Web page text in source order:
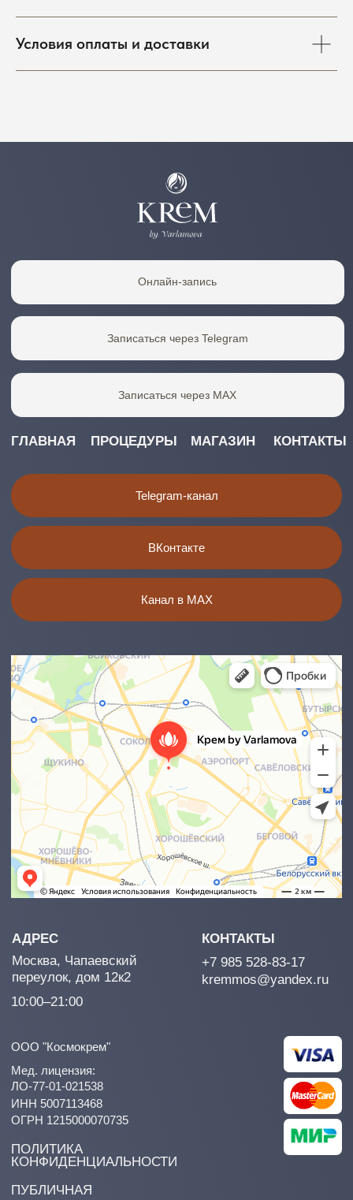
Условия оплаты и доставки
АДРЕС
переулок, дом 12к2
ООО "Космокрем"
ИНН 5007113468
ОГРН 1215000070735
Мед. лицензия:
ЛО-77-01-021538
kremmos@yandex.ru
кодекса Российской Федерации.
ПУБЛИЧНАЯ
ИНФОРМАЦИЯ
ПОЛИТИКА
КОНФИДЕНЦИАЛЬНОСТИ
ГЛАВНАЯ ПРОЦЕДУРЫ МАГАЗИН КОНТАКТЫ
Записаться через MAX